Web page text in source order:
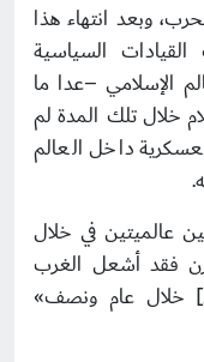
وبعد انتهاء هذا
السياسية
الإسلامي –عدا ما
خلال تلك المدة لم
داخل العالم
عالميتين في خلال
فقد أشعل الغرب
خلال عام ونصف»